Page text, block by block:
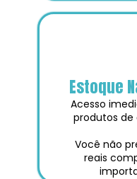
Estoque
Acesso
produtos de
Você não
reais